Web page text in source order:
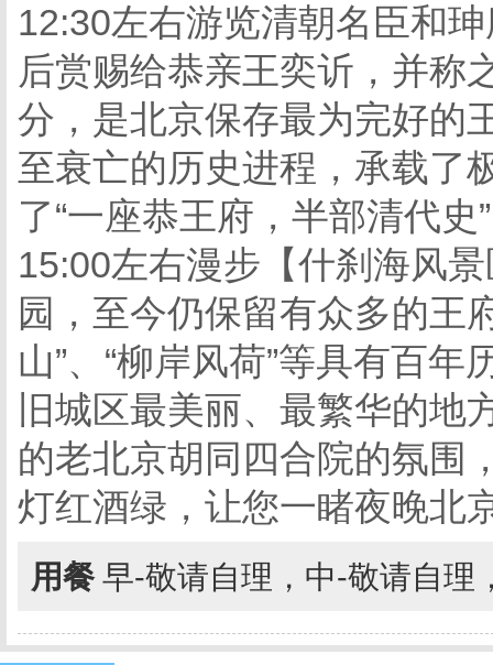
12:30左右游览清朝名臣和
后赏赐给恭亲王奕䜣，并称
分，是北京保存最为完好的
至衰亡的历史进程，承载了
了“一座恭王府，半部清代史
15:00左右漫步【什刹海风
园，至今仍保留有众多的王
山”、“柳岸风荷”等具有百
旧城区最美丽、最繁华的
的老北京胡同四合院的氛围
灯红酒绿，让您一睹夜晚
用餐 早-敬请自理，中-敬请自理